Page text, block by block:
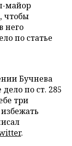
майор
чтобы
него
по статье
Бучнева
по ст. 285
три
.